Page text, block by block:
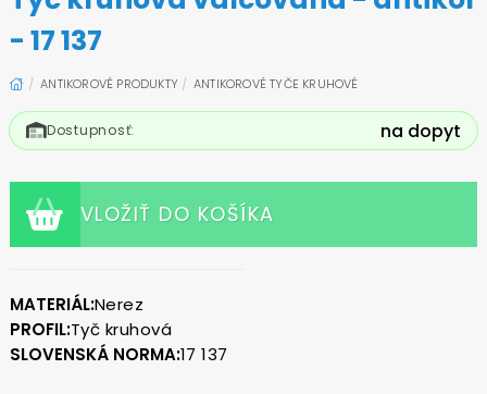
- 17 137
ANTIKOROVÉ PRODUKTY ANTIKOROVÉ TYČE KRUHOVÉ
Dostupnosť: na dopyt
VLOŽIŤ DO KOŠÍKA
MATERIÁL:Nerez
PROFIL:Tyč kruhová
SLOVENSKÁ NORMA:17 137